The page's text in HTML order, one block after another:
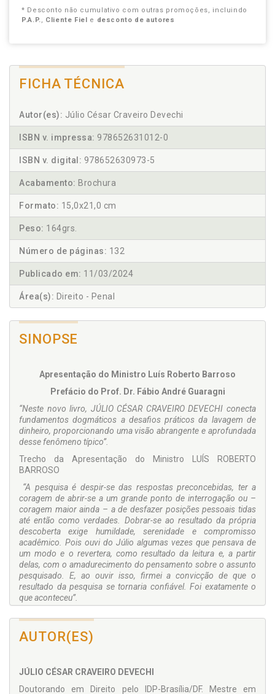
* Desconto não cumulativo com outras promoções, incluindo
P.A.P., Cliente Fiel e desconto de autores
FICHA TÉCNICA
Autor(es): Júlio César Craveiro Devechi
ISBN v. impressa: 978652631012-0
ISBN v. digital: 978652630973-5
Acabamento: Brochura
Formato: 15,0x21,0 cm
Peso: 164grs.
Número de páginas: 132
Publicado em: 11/03/2024
Área(s): Direito - Penal
SINOPSE
Apresentação do Ministro Luís Roberto Barroso
Prefácio do Prof. Dr. Fábio André Guaragni
“Neste novo livro, JÚLIO CÉSAR CRAVEIRO DEVECHI conecta
fundamentos dogmáticos a desafios práticos da lavagem de
dinheiro, proporcionando uma visão abrangente e aprofundada
desse fenômeno típico”.
Trecho da Apresentação do Ministro LUÍS ROBERTO
BARROSO
“A pesquisa é despir-se das respostas preconcebidas, ter a
coragem de abrir-se a um grande ponto de interrogação ou –
coragem maior ainda – a de desfazer posições pessoais tidas
até então como verdades. Dobrar-se ao resultado da própria
descoberta exige humildade, serenidade e compromisso
acadêmico. Pois ouvi do Júlio algumas vezes que pensava de
um modo e o revertera, como resultado da leitura e, a partir
delas, com o amadurecimento do pensamento sobre o assunto
pesquisado. E, ao ouvir isso, firmei a convicção de que o
resultado da pesquisa se tornaria confiável. Foi exatamente o
que aconteceu”.
AUTOR(ES)
JÚLIO CÉSAR CRAVEIRO DEVECHI
Doutorando em Direito pelo IDP-Brasília/DF. Mestre em